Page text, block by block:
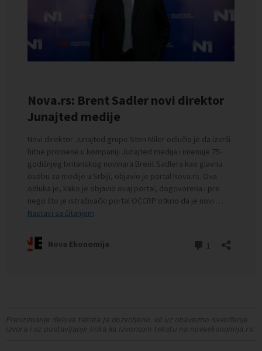
Preuzimanje delova teksta je dozvoljeno, ali uz obavezno navođenje
izvora i uz postavljanje linka ka izvornom tekstu na novaekonomija.rs